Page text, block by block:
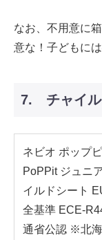
なお、不用意に
意な！子どもに
7. チャイル
ネビオ ポップ
PoPPit ジュニ
イルドシート
全基準 ECE-
通省公認 ※北海